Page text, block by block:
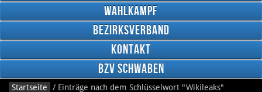
Wahlkampf
Bezirksverband
Kontakt
BzV Schwaben
Startseite / Einträge nach dem Schlüsselwort "Wikileaks"